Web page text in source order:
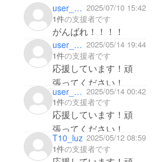
user_a160b9803e94 2025/07/10 15:42
1件の支援者です
がんばれ！！！！
user_156a7e5aa7f4 2025/05/14 19:44
1件の支援者です
応援しています！頑
張ってください！
user_8e44050fe544 2025/05/14 00:42
1件の支援者です
応援しています！頑
張ってください！
T10_luz 2025/05/12 08:59
1件の支援者です